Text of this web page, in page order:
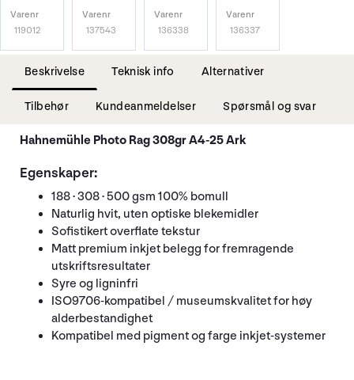
Varenr
119012
Varenr
137543
Varenr
136338
Varenr
136337
Beskrivelse Teknisk info Alternativer
Tilbehør Kundeanmeldelser Spørsmål og svar
Hahnemühle Photo Rag 308gr A4-25 Ark
Egenskaper:
188 · 308 · 500 gsm 100% bomull
Naturlig hvit, uten optiske blekemidler
Sofistikert overflate tekstur
Matt premium inkjet belegg for fremragende
utskriftsresultater
Syre og ligninfri
ISO9706-kompatibel / museumskvalitet for høy
alderbestandighet
Kompatibel med pigment og farge inkjet-systemer